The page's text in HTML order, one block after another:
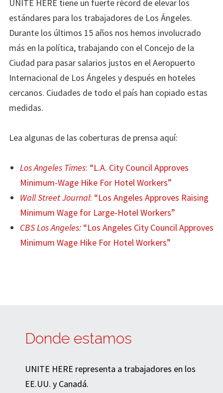
UNITE HERE tiene un fuerte récord de elevar los
estándares para los trabajadores de Los Ángeles.
Durante los últimos 15 años nos hemos involucrado
más en la política, trabajando con el Concejo de la
Ciudad para pasar salarios justos en el Aeropuerto
Internacional de Los Ángeles y después en hoteles
cercanos. Ciudades de todo el país han copiado estas
medidas.
Lea algunas de las coberturas de prensa aquí:
Los Angeles Times: “L.A. City Council Approves
Minimum-Wage Hike For Hotel Workers”
Wall StreetJournal: “Los Angeles Approves Raising
Minimum Wage for Large-Hotel Workers”
CBS Los Angeles:“Los Angeles City Council Approves
Minimum Wage Hike For Hotel Workers”
Donde estamos
UNITE HERE representa a trabajadores en los
EE.UU. y Canadá.